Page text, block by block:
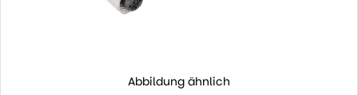
Abbildung ähnlich